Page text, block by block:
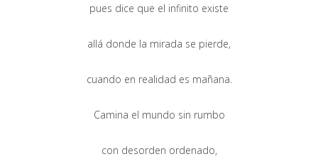
pues dice que el infinito existe
allá donde la mirada se pierde,
cuando en realidad es mañana.
Camina el mundo sin rumbo
con desorden ordenado,